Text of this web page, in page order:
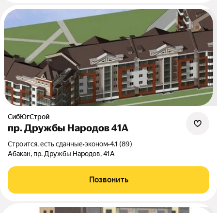
СибЮгСтрой
пр. Дружбы Народов 41А
Строится, есть сданные•эконом•4.1 (89)
Абакан, пр. Дружбы Народов, 41А
Позвонить